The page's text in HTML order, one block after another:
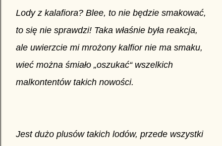
Lody z kalafiora? Blee, to nie będzie smakować,
to się nie sprawdzi! Taka właśnie była reakcja,
ale uwierzcie mi mrożony kalfior nie ma smaku,
wieć można śmiało „oszukać“ wszelkich
malkontentów takich nowości.
Jest dużo plusów takich lodów, przede wszystki